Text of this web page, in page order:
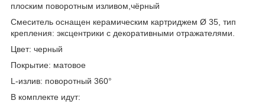
плоским поворотным изливом,чёрный
Смеситель оснащен керамическим картриджем Ø 35, тип
крепления: эксцентрики с декоративными отражателями.
Цвет: черный
Покрытие: матовое
L-излив: поворотный 360°
В комплекте идут: